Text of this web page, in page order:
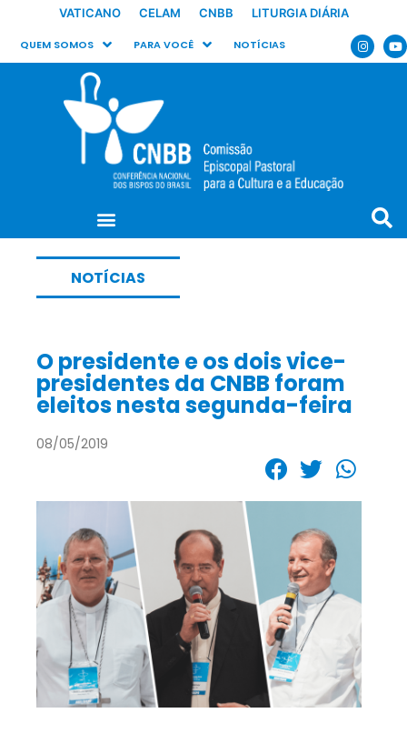
VATICANO CELAM CNBB LITURGIA DIÁRIA
QUEM SOMOS PARA VOCÊ NOTÍCIAS
NOTÍCIAS
O presidente e os dois vice-
presidentes da CNBB foram
eleitos nesta segunda-feira
08/05/2019